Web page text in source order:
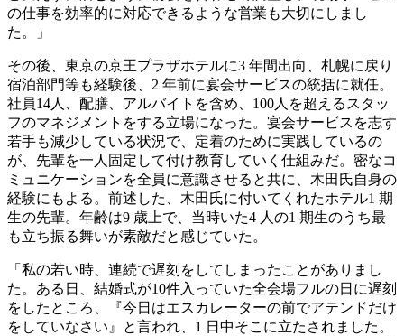
の仕事を効率的に対応できるような営業も大切にしまし
た。」
その後、東京の京王プラザホテルに3 年間出向、札幌に戻り
宿泊部門等も経験後、2 年前に宴会サービスの統括に就任。
社員14人、配膳、アルバイトを含め、100人を超えるスタッ
フのマネジメントをする立場になった。宴会サービスを志す
若手も減少している状況で、定着のために実践しているの
が、先輩を一人固定して付け教育していく仕組みだ。密なコ
ミュニケーションを全員に意識させると共に、木田氏自身の
経験にもよる。前述した、木田氏に付いてくれたホテル1 期
生の先輩。年齢は9 歳上で、当時いた4 人の1 期生のうち最
も立ち振る舞いが素敵だと感じていた。
「私の若い時、連続で遅刻をしてしまったことがありまし
た。ある日、結婚式が10件入っていた全会場フルの日に遅刻
をしたところ、『今日はエスカレーターの前でアテンドだけ
をしていなさい』と言われ、1 日中そこに立たされました。